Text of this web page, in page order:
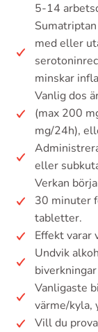
5-14
med eller
minskar
Vanlig dos
(max 200
mg/24h),
eller
Verkan
30 minuter
tabletter.
Effekt varar
Undvik
Vanligaste
värme/kyla,
Vill du